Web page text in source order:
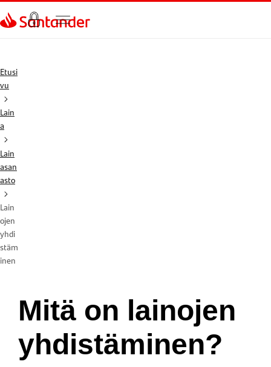
Siirry sivulle
Etusi
vu
Lain
a
Lain
asan
asto
Lain
ojen
yhdi
stäm
inen
Mitä on lainojen
yhdistäminen?